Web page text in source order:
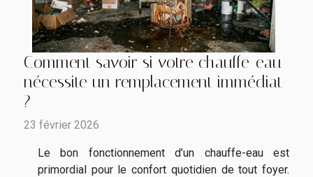
Comment savoir si votre chauffe-eau
nécessite un remplacement immédiat
?
23 février 2026
Le bon fonctionnement d’un chauffe-eau est
primordial pour le confort quotidien de tout foyer.